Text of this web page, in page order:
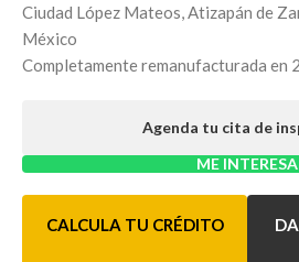
Ciudad López Mateos, Atizapán de
México
Completamente remanufacturada en
Agenda tu cita de
ME INTERESA
CALCULA TU CRÉDITO